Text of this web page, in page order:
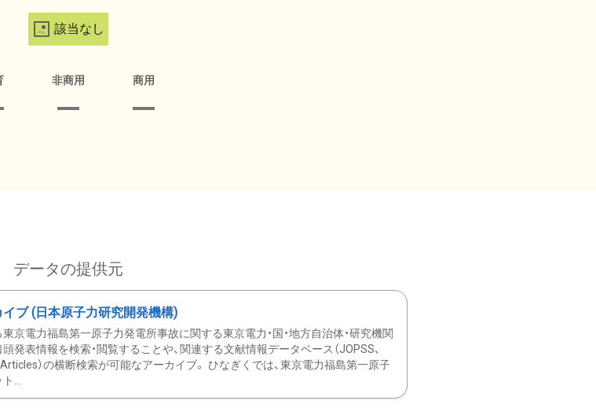
該当なし
非商用 商用
データの提供元
ブ (日本原子力研究開発機構)
京電力福島第一原子力発電所事故に関する東京電力・国・地方自治体・研究機関
発表情報を検索・閲覧することや、関連する文献情報データベース（JOPSS、
Articles）の横断検索が可能なアーカイブ。 ひなぎくでは、東京電力福島第一原子
...